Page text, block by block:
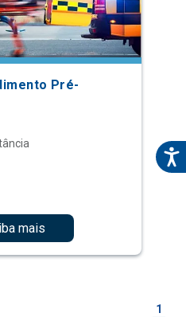
Pré-
mais
1